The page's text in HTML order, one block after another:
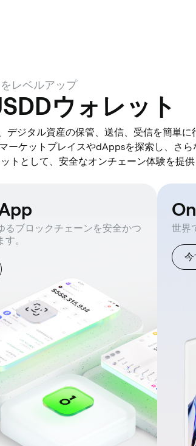
レベルアップ
ウォレット
デジタル資産の保管、送信、受信を簡単
ーケットプレイスやdAppsを探索し、さ
トとして、安全なオンチェーン体験を提
るブロックチェーンを安全かつ
。
世界